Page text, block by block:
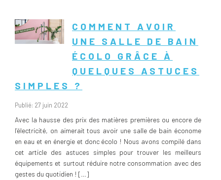
COMMENT AVOIR
UNE SALLE DE BAIN
ÉCOLO GRÂCE À
QUELQUES ASTUCES
SIMPLES ?
Publié: 27 juin 2022
Avec la hausse des prix des matières premières ou encore de
l’électricité, on aimerait tous avoir une salle de bain économe
en eau et en énergie et donc écolo ! Nous avons compilé dans
cet article des astuces simples pour trouver les meilleurs
équipements et surtout réduire notre consommation avec des
gestes du quotidien ! […]